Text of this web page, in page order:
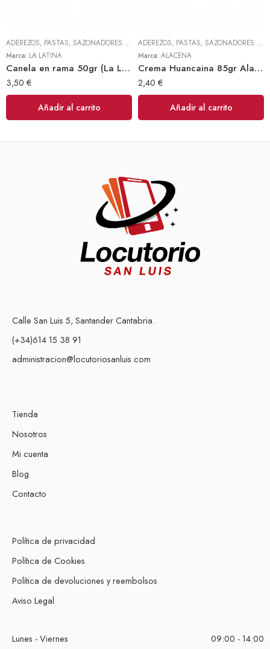
ADEREZOS, PASTAS, SAZONADORES Y CONDIMENTOS ,TODOS
Marca: LA LATINA
Canela en rama 50gr (La Latina)
3,50 €
Añadir al carrito
ADEREZOS, PASTAS, SAZONADORES Y CONDIMENTOS
Marca: ALACENA
Crema Huancaina 85gr Alacena
2,40 €
Añadir al carrito
Calle San Luis 5, Santander Cantabria.
(+34)614 15 38 91
administracion@locutoriosanluis.com
Tienda
Nosotros
Mi cuenta
Blog
Contacto
Política de privacidad
Política de Cookies
Política de devoluciones y reembolsos
Aviso Legal
Lunes - Viernes
09:00 - 14:00